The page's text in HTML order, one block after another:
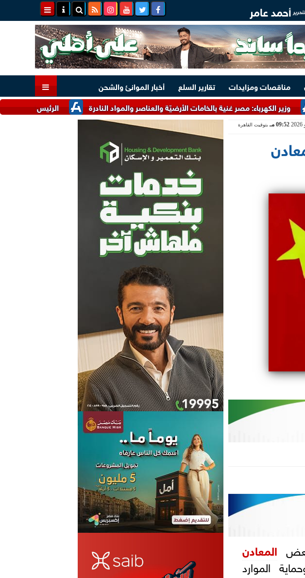
أحمد عامر
مناقصات ومزايدات تقارير السلع
أخبار الموانئ والشحن
الرئيس السيسي وملك البحرين
مصر غنية بالخامات الأرضيّة والعناصر والمواد النادرة
09:52 مـ بتوقيت القاهرة
المعادن
الموارد